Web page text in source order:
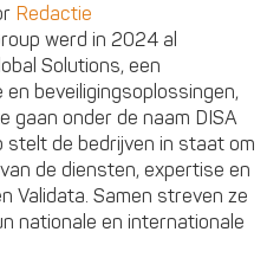
voor
jouw
transformatie
Redactie
werd in 2024 al
Solutions, een
beveiligingsoplossingen,
gaan onder de naam DISA
stelt de bedrijven in staat om
de diensten, expertise en
Validata. Samen streven ze
nationale en internationale